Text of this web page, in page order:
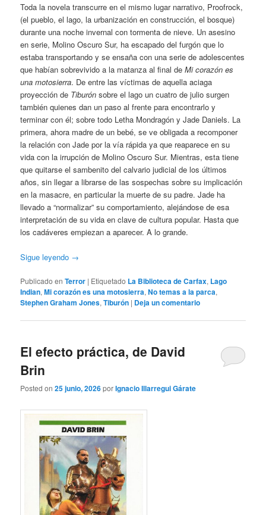
Toda la novela transcurre en el mismo lugar narrativo, Proofrock,
(el pueblo, el lago, la urbanización en construcción, el bosque)
durante una noche invernal con tormenta de nieve. Un asesino
en serie, Molino Oscuro Sur, ha escapado del furgón que lo
estaba transportando y se ensaña con una serie de adolescentes
que habían sobrevivido a la matanza al final deMi corazón es
una motosierra. De entre las víctimas de aquella aciaga
proyección de Tiburón sobre el lago un cuatro de julio surgen
también quienes dan un paso al frente para encontrarlo y
terminar con él; sobre todo Letha Mondragón y Jade Daniels. La
primera, ahora madre de un bebé, se ve obligada a recomponer
la relación con Jade por la vía rápida ya que reaparece en su
vida con la irrupción de Molino Oscuro Sur. Mientras, esta tiene
que quitarse el sambenito del calvario judicial de los últimos
años, sin llegar a librarse de las sospechas sobre su implicación
en la masacre, en particular la muerte de su padre. Jade ha
llevado a “normalizar” su comportamiento, alejándose de esa
interpretación de su vida en clave de cultura popular. Hasta que
los cadáveres empiezan a aparecer. A lo grande.
Sigue leyendo →
Publicado en Terror | Etiquetado La Biblioteca de Carfax, Lago
Indian,Mi corazón es una motosierra,No temas a la parca,
Stephen Graham Jones,Tiburón | Deja un comentario
El efecto práctica, de David
Brin
Posted on25 junio, 2026porIgnacio Illarregui Gárate